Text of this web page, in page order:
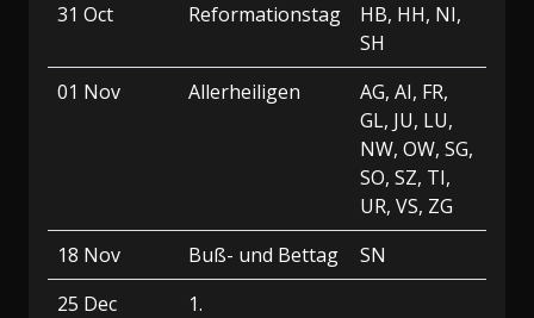
31 Oct
Reformationstag
HB, HH, NI,
SH
01 Nov
Allerheiligen
AG, AI, FR,
GL, JU, LU,
NW, OW, SG,
SO, SZ, TI,
UR, VS, ZG
18 Nov
Buß- und Bettag
SN
25 Dec
1.